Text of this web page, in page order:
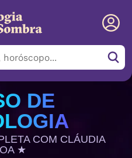
DE
COM CLÁUDIA
★